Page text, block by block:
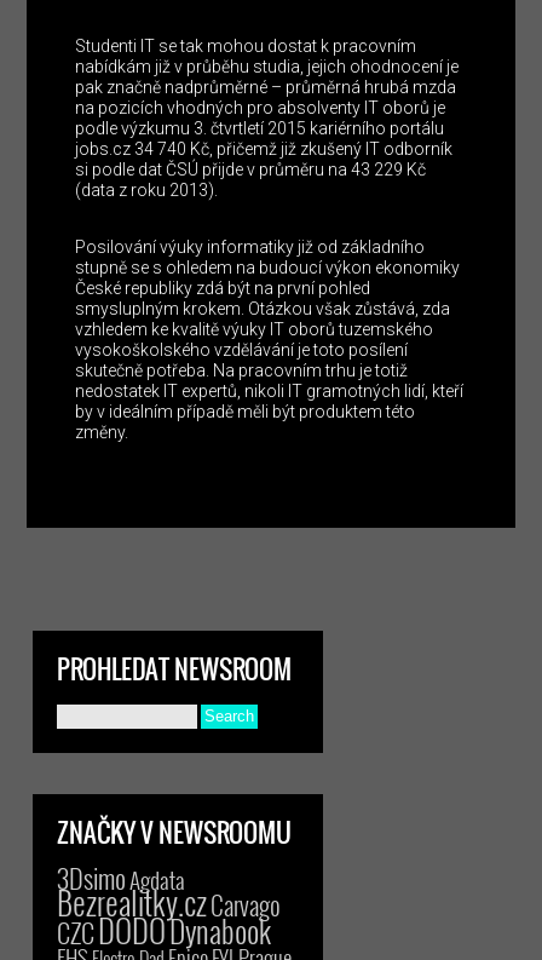
Studenti IT se tak mohou dostat k pracovním
nabídkám již v průběhu studia, jejich ohodnocení je
pak značně nadprůměrné – průměrná hrubá mzda
na pozicích vhodných pro absolventy IT oborů je
podle výzkumu 3. čtvrtletí 2015 kariérního portálu
jobs.cz 34 740 Kč, přičemž již zkušený IT odborník
si podle dat ČSÚ přijde v průměru na 43 229 Kč
(data z roku 2013).
Posilování výuky informatiky již od základního
stupně se s ohledem na budoucí výkon ekonomiky
České republiky zdá být na první pohled
smysluplným krokem. Otázkou však zůstává, zda
vzhledem ke kvalitě výuky IT oborů tuzemského
vysokoškolského vzdělávání je toto posílení
skutečně potřeba. Na pracovním trhu je totiž
nedostatek IT expertů, nikoli IT gramotných lidí, kteří
by v ideálním případě měli být produktem této
změny.
PROHLEDAT NEWSROOM
ZNAČKY V NEWSROOMU
3DsimoAgdata
Bezrealitky.czCarvago
CZCDODODynabook